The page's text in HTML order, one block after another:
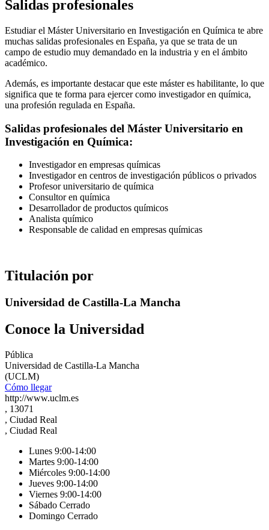
Salidas profesionales
Estudiar el Máster Universitario en Investigación en Química te abre
muchas salidas profesionales en España, ya que se trata de un
campo de estudio muy demandado en la industria y en el ámbito
académico.
Además, es importante destacar que este máster es habilitante, lo que
significa que te forma para ejercer como investigador en química,
una profesión regulada en España.
Salidas profesionales del Máster Universitario en
Investigación en Química:
Investigador en empresas químicas
Investigador en centros de investigación públicos o privados
Profesor universitario de química
Consultor en química
Desarrollador de productos químicos
Analista químico
Responsable de calidad en empresas químicas
Titulación por
Universidad de Castilla-La Mancha
Conoce la Universidad
Pública
Universidad de Castilla-La Mancha
(UCLM)
Cómo llegar
http://www.uclm.es
, 13071
, Ciudad Real
, Ciudad Real
Lunes 9:00-14:00
Martes 9:00-14:00
Miércoles 9:00-14:00
Jueves 9:00-14:00
Viernes 9:00-14:00
Sábado Cerrado
Domingo Cerrado